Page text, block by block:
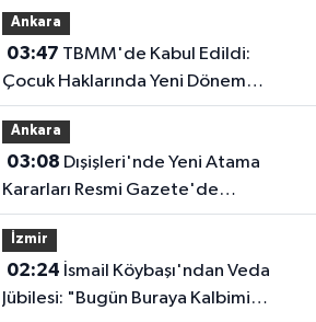
Ankara
03:47
Çocuk Haklarında Yeni Dönem
Başlıyor!
Ankara
03:08
Kararları Resmi Gazete'de
Yayımlandı
İzmir
02:24
Jübilesi: "Bugün Buraya Kalbimi